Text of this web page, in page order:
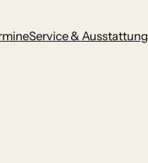
Service & Ausstattung